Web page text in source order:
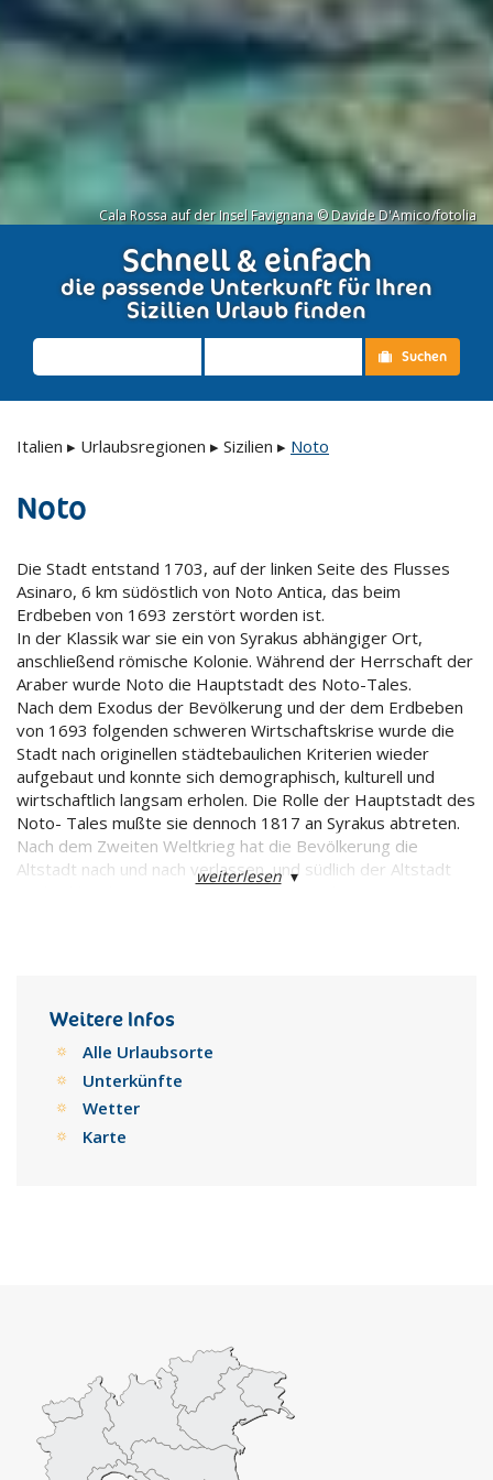
Cala Rossa auf der Insel Favignana © Davide D'Amico/fotolia
Schnell & einfach
die passende Unterkunft für Ihren
Sizilien Urlaub finden
Suchen
Italien ▸ Urlaubsregionen ▸ Sizilien ▸ Noto
Noto
Die Stadt entstand 1703, auf der linken Seite des Flusses
Asinaro, 6 km südöstlich von Noto Antica, das beim
Erdbeben von 1693 zerstört worden ist.
In der Klassik war sie ein von Syrakus abhängiger Ort,
anschließend römische Kolonie. Während der Herrschaft der
Araber wurde Noto die Hauptstadt des Noto-Tales.
Nach dem Exodus der Bevölkerung und der dem Erdbeben
von 1693 folgenden schweren Wirtschaftskrise wurde die
Stadt nach originellen städtebaulichen Kriterien wieder
aufgebaut und konnte sich demographisch, kulturell und
wirtschaftlich langsam erholen. Die Rolle der Hauptstadt des
Noto- Tales mußte sie dennoch 1817 an Syrakus abtreten.
Nach dem Zweiten Weltkrieg hat die Bevölkerung die
Altstadt nach und nach verlassen, und südlich der Altstadt
entlanggehen, in dem zahlreiche Bauten aus dem 18. Jh.
Hierbei handelt es sich um die San Francesco-Kirche mit
dem ehemaligen Franziskanerkloster, das Benediktin-
erkloster, dessen architektonische Komponente besonders
beeindruckend ist. Im Haus Nummer 134 des Corso Vittorio
und gelangt zum Ducezio-Palast mit seinem schönen
Hier hat das Rathaus seinen Sitz. Der Palast wurde von
Vincenzo Sinagra entworfen und sein Inneres von Antonio
Mazza mit Fresken im klassizistischen Stil geschmückt.
weiterlesen▾
Weitere Infos
Alle Urlaubsorte
Unterkünfte
Wetter
Karte